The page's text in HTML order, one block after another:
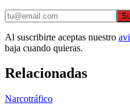
Al suscribirte aceptas nuestro
baja cuando quieras.
Relacionadas
Narcotráfico